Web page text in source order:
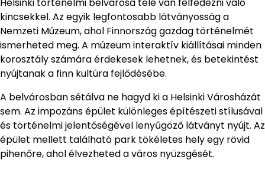
kincsekkel. Az egyik legfontosabb látványosság a
Nemzeti Múzeum, ahol Finnország gazdag történelmét
ismerheted meg. A múzeum interaktív kiállításai minden
korosztály számára érdekesek lehetnek, és betekintést
nyújtanak a finn kultúra fejlődésébe.
A belvárosban sétálva ne hagyd ki a Helsinki Városházát
sem. Az impozáns épület különleges építészeti stílusával
és történelmi jelentőségével lenyűgöző látványt nyújt. Az
épület mellett található park tökéletes hely egy rövid
pihenőre, ahol élvezheted a város nyüzsgését.